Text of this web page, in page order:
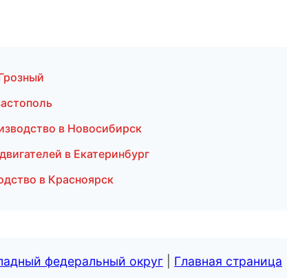
в Новосибирск
в Екатеринбург
в Красноярск
федеральный округ Главная страница